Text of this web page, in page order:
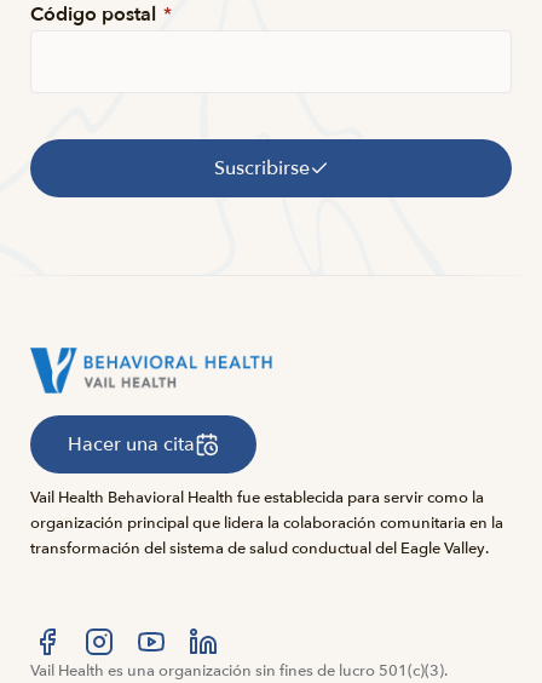
Código postal *
Suscribirse
Hacer una cita
Vail Health Behavioral Health fue establecida para servir como la
organización principal que lidera la colaboración comunitaria en la
transformación del sistema de salud conductual del Eagle Valley.
Visítanos en Facebook
Visítanos en Instagram
Visítanos en YouTube
Visítanos en LinkedIn
Vail Health es una organización sin fines de lucro 501(c)(3).